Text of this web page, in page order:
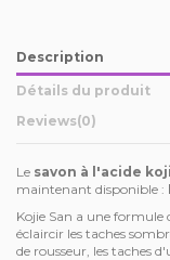
Description
Détails du produit
Reviews(0)
Le savon à l'acide
maintenant disponible :
Kojie San a une
éclaircir les taches
de rousseur, les taches